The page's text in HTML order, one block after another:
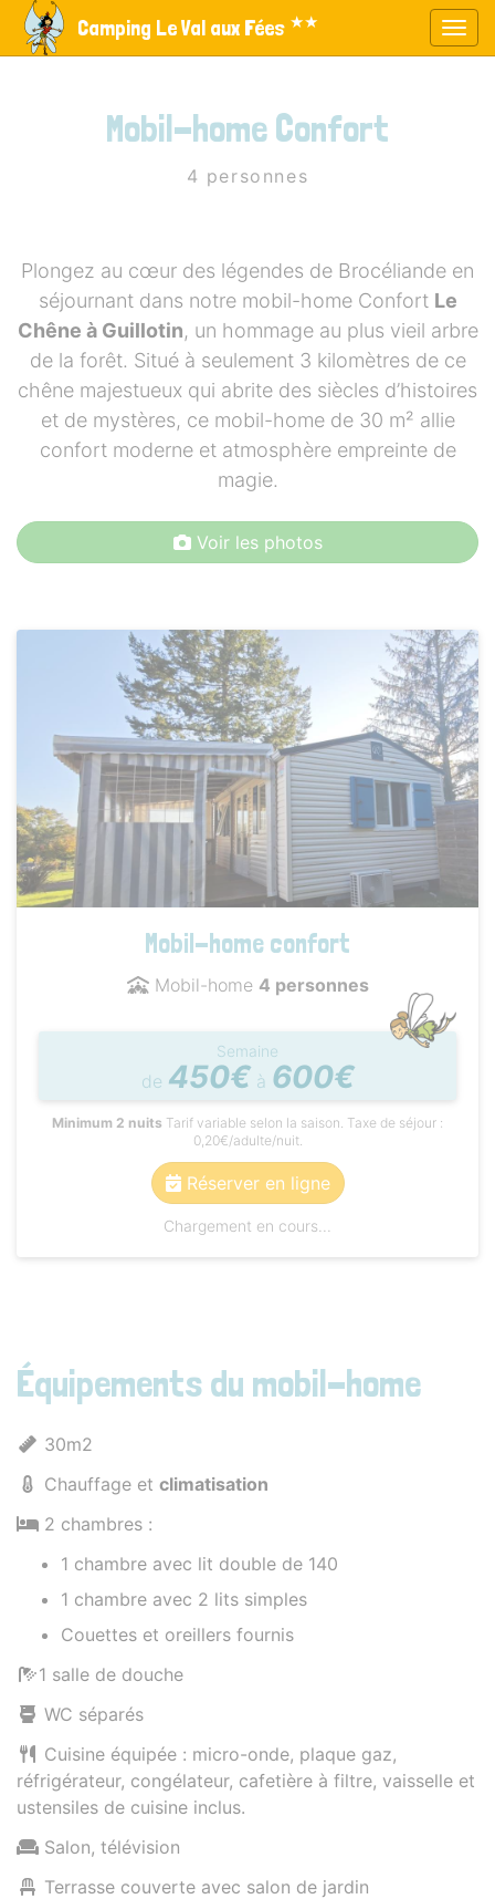
Camping Le Val aux Fées ★★
Mobil-home Confort
4 personnes
Plongez au cœur des légendes de Brocéliande en
séjournant dans notre mobil-home Confort Le
Chêne à Guillotin, un hommage au plus vieil arbre
de la forêt. Situé à seulement 3 kilomètres de ce
chêne majestueux qui abrite des siècles d’histoires
et de mystères, ce mobil-home de 30 m² allie
confort moderne et atmosphère empreinte de
magie.
Voir les photos
Mobil-home confort
Mobil-home 4 personnes
Semaine
de 450€ à 600€
Minimum 2 nuits Tarif variable selon la saison. Taxe de séjour :
0,20€/adulte/nuit.
Réserver en ligne
Chargement en cours...
Équipements du mobil-home
30m2
Chauffage et climatisation
2 chambres :
1 chambre avec lit double de 140
1 chambre avec 2 lits simples
Couettes et oreillers fournis
1 salle de douche
WC séparés
Cuisine équipée : micro-onde, plaque gaz,
réfrigérateur, congélateur, cafetière à filtre, vaisselle et
ustensiles de cuisine inclus.
Salon, télévision
Terrasse couverte avec salon de jardin
Panneau de gestion des cookies